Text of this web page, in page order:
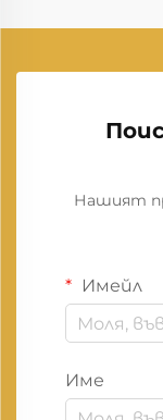
Нашият
Имейл
Име